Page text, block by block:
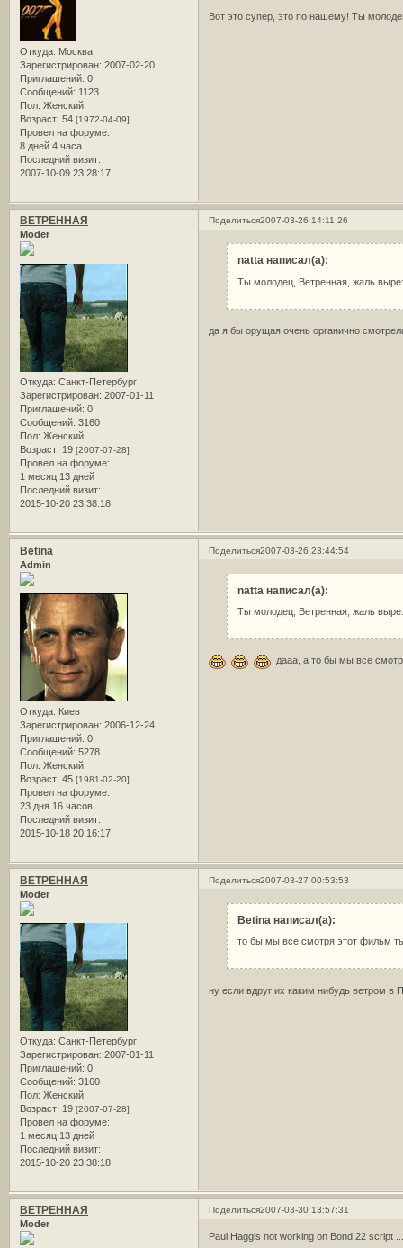
Откуда: Москва
Зарегистрирован: 2007-02-20
Приглашений: 0
Сообщений: 1123
Пол: Женский
Возраст: 54 [1972-04-09]
Провел на форуме:
8 дней 4 часа
Последний визит:
2007-10-09 23:28:17
Вот это супер, это по нашему! Ты
Поделиться2007-03-26 14:11:26
ВЕТРЕННАЯ
Moder
Откуда: Санкт-Петербург
Зарегистрирован: 2007-01-11
Приглашений: 0
Сообщений: 3160
Пол: Женский
Возраст: 19 [2007-07-28]
Провел на форуме:
1 месяц 13 дней
Последний визит:
2015-10-20 23:38:18
natta написал(а):
Ты молодец, Ветренная, жаль
да я бы орущая очень органично
Поделиться2007-03-26 23:44:54
Betina
Admin
Откуда: Киев
Зарегистрирован: 2006-12-24
Приглашений: 0
Сообщений: 5278
Пол: Женский
Возраст: 45 [1981-02-20]
Провел на форуме:
23 дня 16 часов
Последний визит:
2015-10-18 20:16:17
natta написал(а):
Ты молодец, Ветренная, жаль
дааа, а то бы мы все
Поделиться2007-03-27 00:53:53
ВЕТРЕННАЯ
Moder
Откуда: Санкт-Петербург
Зарегистрирован: 2007-01-11
Приглашений: 0
Сообщений: 3160
Пол: Женский
Возраст: 19 [2007-07-28]
Провел на форуме:
1 месяц 13 дней
Последний визит:
2015-10-20 23:38:18
Betina написал(а):
то бы мы все смотря этот фильм
ну если вдруг их каким нибудь ветром в
Поделиться2007-03-30 13:57:31
ВЕТРЕННАЯ
Moder
Paul Haggis not working on Bond 22 script